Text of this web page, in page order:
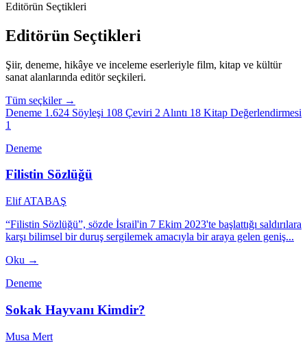
Editörün Seçtikleri
Editörün Seçtikleri
Şiir, deneme, hikâye ve inceleme eserleriyle film, kitap ve kültür
sanat alanlarında editör seçkileri.
Tüm seçkiler →
Deneme 1.624 Söyleşi 108 Çeviri 2 Alıntı 18 Kitap Değerlendirmesi
1
Deneme
Filistin Sözlüğü
Elif ATABAŞ
“Filistin Sözlüğü”, sözde İsrail'in 7 Ekim 2023'te başlattığı saldırılara
karşı bilimsel bir duruş sergilemek amacıyla bir araya gelen geniş...
Oku →
Deneme
Sokak Hayvanı Kimdir?
Musa Mert